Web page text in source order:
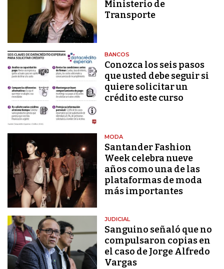
Ministerio de
Transporte
BANCOS
Conozca los seis pasos
que usted debe seguir si
quiere solicitar un
crédito este curso
MODA
Santander Fashion
Week celebra nueve
años como una de las
plataformas de moda
más importantes
JUDICIAL
Sanguino señaló que no
compulsaron copias en
el caso de Jorge Alfredo
Vargas